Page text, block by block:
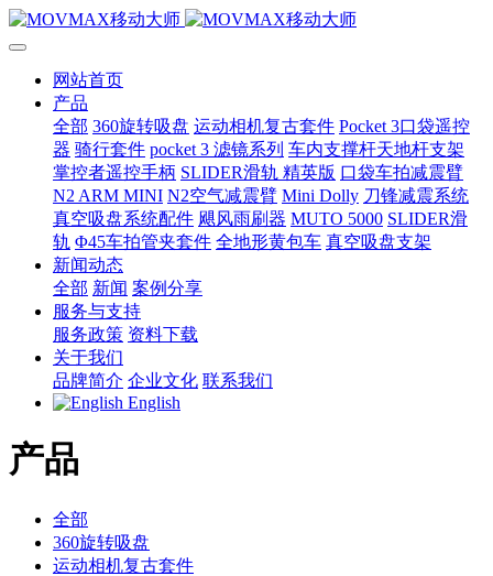
网站首页
产品
全部 360旋转吸盘 运动相机复古套件 Pocket 3口袋遥控
器 骑行套件 pocket 3 滤镜系列 车内支撑杆天地杆支架
掌控者遥控手柄 SLIDER滑轨 精英版 口袋车拍减震臂
N2 ARM MINI N2空气减震臂 Mini Dolly 刀锋减震系统
真空吸盘系统配件 飓风雨刷器 MUTO 5000 SLIDER滑
轨 Φ45车拍管夹套件 全地形黄包车 真空吸盘支架
新闻动态
全部 新闻 案例分享
服务与支持
服务政策 资料下载
关于我们
品牌简介 企业文化 联系我们
English
产品
全部
360旋转吸盘
运动相机复古套件